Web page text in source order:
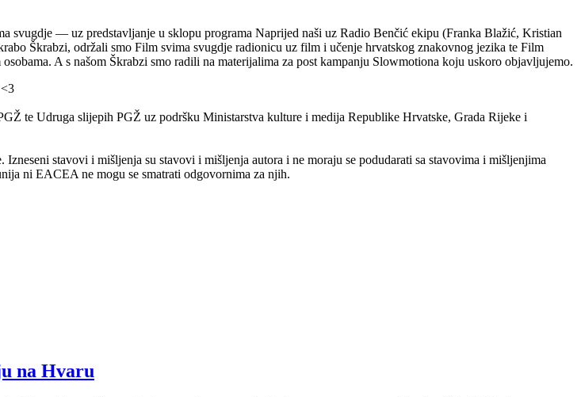
— uz predstavljanje u sklopu programa Naprijed naši uz Radio Benčić ekipu (Franka Blažić, Kristian
Škrabzi, održali smo Film svima svugdje radionicu uz film i učenje hrvatskog znakovnog jezika te Film
A s našom Škrabzi smo radili na materijalima za post kampanju Slowmotiona koju uskoro objavljujemo.
te Udruga slijepih PGŽ uz podršku Ministarstva kulture i medija Republike Hrvatske, Grada Rijeke i
stavovi i mišljenja su stavovi i mišljenja autora i ne moraju se podudarati sa stavovima i mišljenjima
ni EACEA ne mogu se smatrati odgovornima za njih.
na Hvaru